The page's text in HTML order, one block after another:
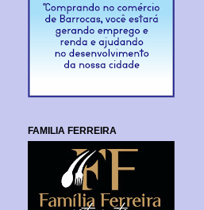
FAMILIA FERREIRA